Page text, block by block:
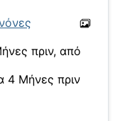
πριν, από
4 Μήνες πριν